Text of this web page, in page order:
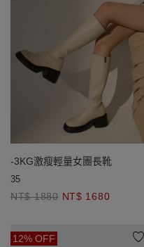
-3KG激瘦輕量女團長靴
35
NT$ 1880 NT$ 1680
12% OFF